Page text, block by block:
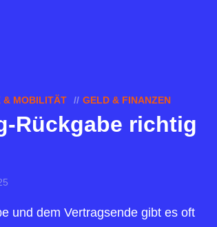
& MOBILITÄT GELD & FINANZEN
Rückgabe richtig
und dem Vertragsende gibt es oft